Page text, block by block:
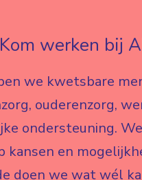
Kom werken bij
we kwetsbare
ouderenzorg,
ondersteuning.
kansen en
doen we wat wél